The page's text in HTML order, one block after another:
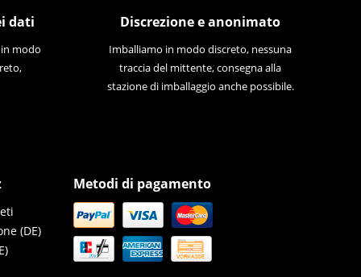
dati
modo
Discrezione e anonimato
Imballiamo in modo discreto, nessuna
traccia del mittente, consegna alla
stazione di imballaggio anche possibile.
(DE)
Metodi di pagamento